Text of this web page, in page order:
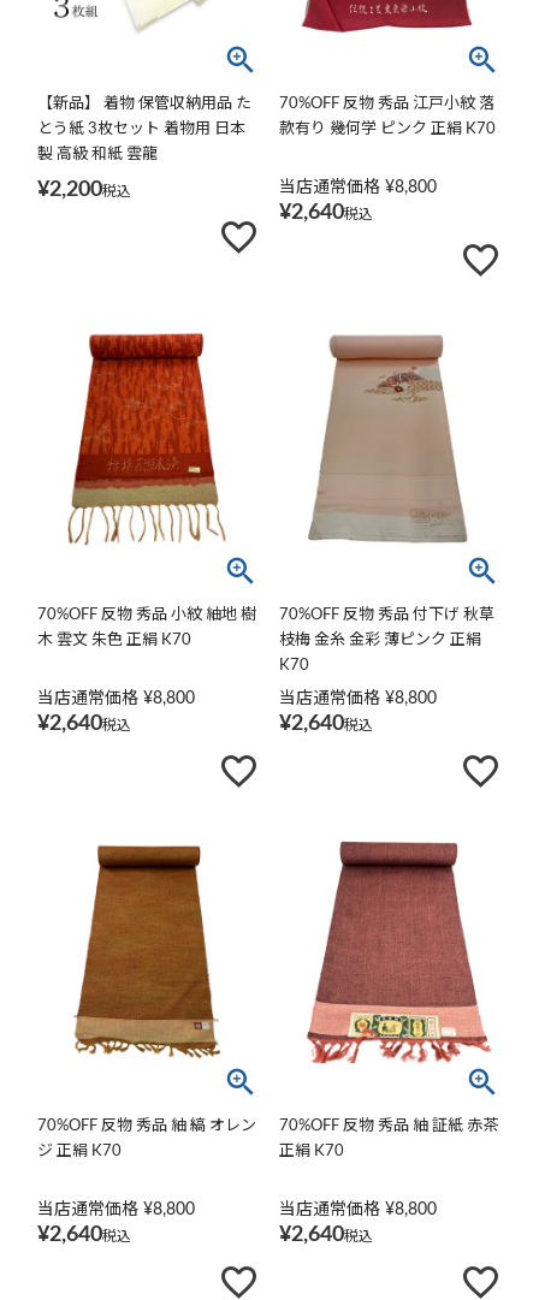
【新品】 着物 保管収納用品 た
とう紙 3枚セット 着物用 日本
製 高級 和紙 雲龍
¥2,200税込
70%OFF 反物 秀品 江戸小紋 落
款有り 幾何学 ピンク 正絹 K70
当店通常価格 ¥8,800
¥2,640税込
70%OFF 反物 秀品 小紋 紬地 樹
木 雲文 朱色 正絹 K70
当店通常価格 ¥8,800
¥2,640税込
70%OFF 反物 秀品 付下げ 秋草
枝梅 金糸 金彩 薄ピンク 正絹
K70
当店通常価格 ¥8,800
¥2,640税込
70%OFF 反物 秀品 紬 縞 オレン
ジ 正絹 K70
当店通常価格 ¥8,800
¥2,640税込
70%OFF 反物 秀品 紬 証紙 赤茶
正絹 K70
当店通常価格 ¥8,800
¥2,640税込